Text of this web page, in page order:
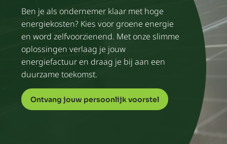
Ben je als ondernemer klaar met hoge
energiekosten? Kies voor groene energie
en word zelfvoorzienend. Met onze slimme
oplossingen verlaag je jouw
energiefactuur en draag je bij aan een
duurzame toekomst.
Ontvang jouw persoonlijk voorstel